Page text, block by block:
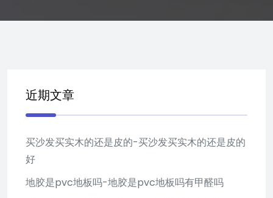
近期文章
买沙发买实木的还是皮的-买沙发买实木的还是皮的
好
地胶是pvc地板吗-地胶是pvc地板吗有甲醛吗